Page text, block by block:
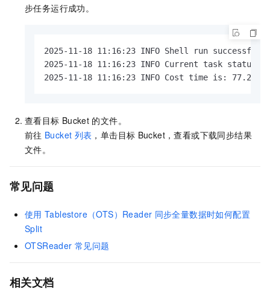
步任务运行成功。
2025-11-18 11:16:23 INFO Shell run
2025-11-18 11:16:23 INFO Current task status:
2025-11-18 11:16:23 INFO Cost time is: 77.208s
查看目标 Bucket 的文件。
前往 Bucket 列表 ，单击目标 Bucket，查看或下载同步结果
文件。
常见问题
使用 Tablestore（OTS）Reader 同步全量数据时如何配置
Split
OTSReader 常见问题
相关文档